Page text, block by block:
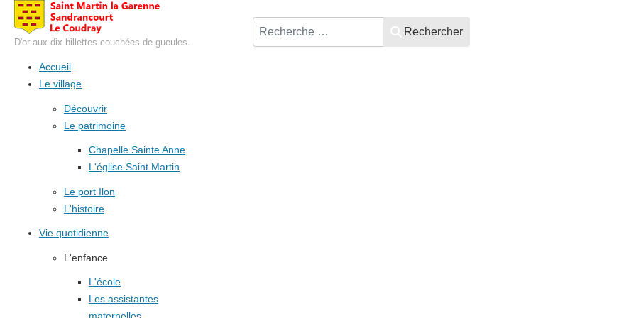
D'or aux dix billettes couchées de gueules.
Rechercher
Accueil
Le village
Découvrir
Le patrimoine
Chapelle Sainte Anne
L'église Saint Martin
Le port Ilon
L'histoire
Vie quotidienne
L'enfance
L'école
Les assistantes